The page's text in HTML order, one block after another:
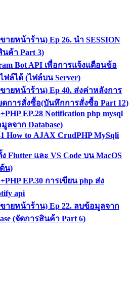
ายหน้าร้าน) Ep 26. นำ SESSION
ค้า Part 3)
Bot API เพื่อการแจ้งแตือนข้อ
ฟล์ได้ (ไฟล์บน Server)
ายหน้าร้าน) Ep 40. ส่งค่าหลังการ
การสั่งซื้อ(บันทึกการสั่งซื้อ Part 12)
EP.28 Notification php mysql
ลจาก Database)
How to AJAX CrudPHP MySqli
Flutter และ VS Code บน MacOS
น)
EP.30 การเขียน php ส่ง
api
ายหน้าร้าน) Ep 22. ลบข้อมูลจาก
(จัดการสินค้า Part 6)